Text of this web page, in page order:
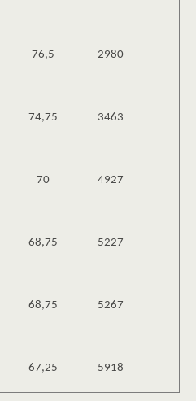
76,5 2980
74,75 3463
70 4927
68,75 5227
68,75 5267
67,25 5918